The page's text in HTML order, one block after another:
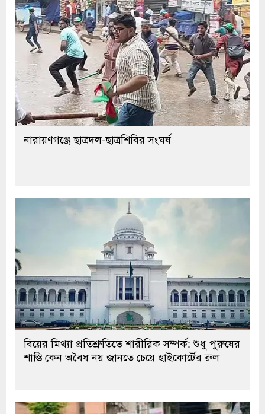
নারায়ণগঞ্জে ছাত্রদল-ছাত্রশিবির সংঘর্ষ
বিয়ের মিথ্যা প্রতিশ্রুতিতে শারীরিক সম্পর্ক: শুধু পুরুষের
শাস্তি কেন অবৈধ নয় জানতে চেয়ে হাইকোর্টের রুল